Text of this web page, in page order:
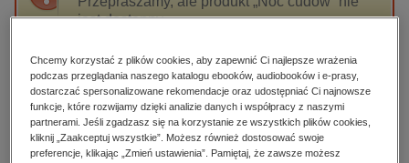
dzienniki
edukacja
hobby, sport, rozrywka
komputery, internet, technologie, informatyka
jest dostępny.
High-contrast mode
Polecane
Chcemy korzystać z plików cookies, aby zapewnić Ci najlepsze wrażenia
podczas przeglądania naszego katalogu ebooków, audiobooków i e-prasy,
dostarczać spersonalizowane rekomendacje oraz udostępniać Ci najnowsze
funkcje, które rozwijamy dzięki analizie danych i współpracy z naszymi
partnerami. Jeśli zgadzasz się na korzystanie ze wszystkich plików cookies,
kliknij „Zaakceptuj wszystkie”. Możesz również dostosować swoje
preferencje, klikając „Zmień ustawienia”. Pamiętaj, że zawsze możesz